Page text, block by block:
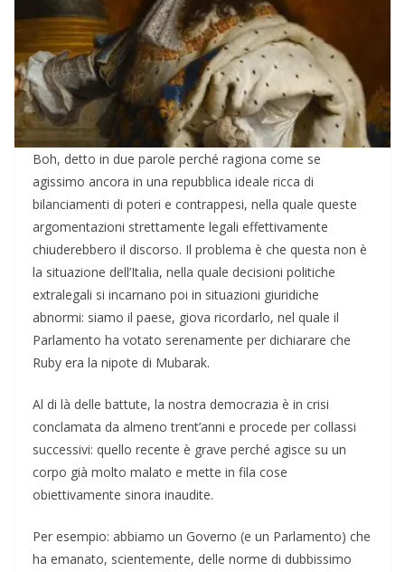
Boh, detto in due parole perché ragiona come se
agissimo ancora in una repubblica ideale ricca di
bilanciamenti di poteri e contrappesi, nella quale queste
argomentazioni strettamente legali effettivamente
chiuderebbero il discorso. Il problema è che questa non è
la situazione dell’Italia, nella quale decisioni politiche
extralegali si incarnano poi in situazioni giuridiche
abnormi: siamo il paese, giova ricordarlo, nel quale il
Parlamento ha votato serenamente per dichiarare che
Ruby era la nipote di Mubarak.
Al di là delle battute, la nostra democrazia è in crisi
conclamata da almeno trent’anni e procede per collassi
successivi: quello recente è grave perché agisce su un
corpo già molto malato e mette in fila cose
obiettivamente sinora inaudite.
Per esempio: abbiamo un Governo (e un Parlamento) che
ha emanato, scientemente, delle norme di dubbissimo